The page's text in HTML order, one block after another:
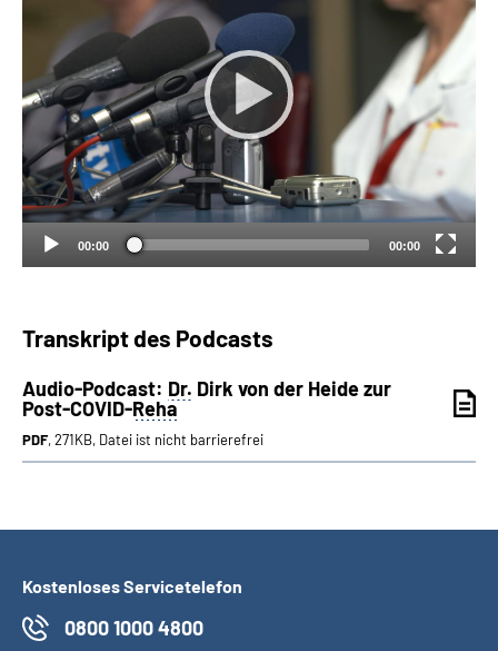
00:00 00:00
Transkript des Podcasts
Audio-Podcast: Dr. Dirk von der Heide zur
Post-COVID-Reha
PDF, 271KB, Datei ist nicht barrierefrei
Kostenloses Servicetelefon
0800 1000 4800